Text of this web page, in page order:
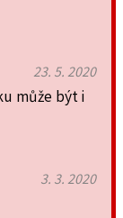
23. 5. 2020
může být i
3. 3. 2020